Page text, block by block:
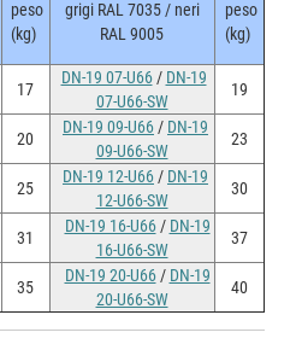
peso
(kg)
grigi RAL 7035 / neri
RAL 9005
peso
(kg)
17
DN-19 07-U66/ DN-19
07-U66-SW
19
20
DN-19 09-U66 / DN-19
09-U66-SW
23
25
DN-19 12-U66 / DN-19
12-U66-SW
30
31
DN-19 16-U66/ DN-19
16-U66-SW
37
35
DN-19 20-U66/ DN-19
20-U66-SW
40